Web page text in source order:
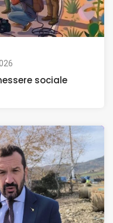
sociale